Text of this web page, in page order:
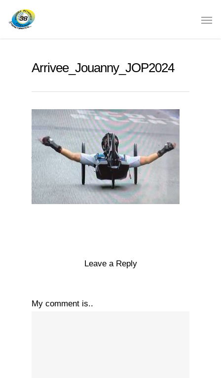
Arrivee_Jouanny_JOP2024
Leave a Reply
My comment is..